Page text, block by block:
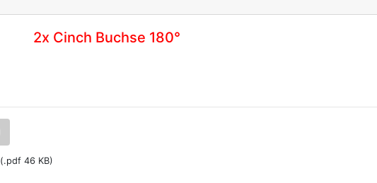
2x Cinch Buchse 180°
(.pdf 46 KB)